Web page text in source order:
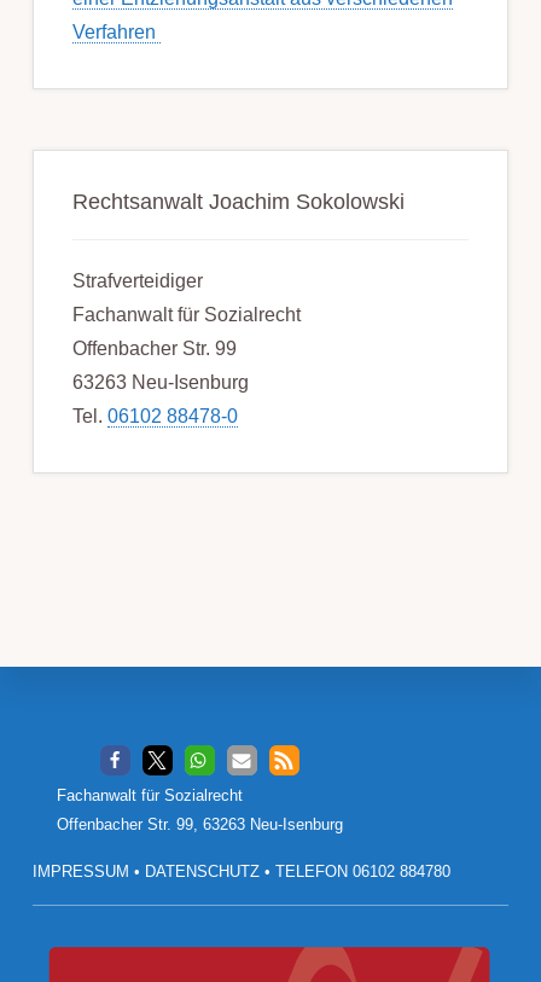
Ver­fahren
Rechtsanwalt Joachim Sokolowski
Strafverteidiger
Fachanwalt für Sozialrecht
Offenbacher Str. 99
63263 Neu-Isenburg
Tel. 06102 88478-0
Footer
Fachanwalt für Sozialrecht
Offenbacher Str. 99, 63263 Neu-Isenburg
IMPRESSUM • DATENSCHUTZ• TELEFON 06102 884780